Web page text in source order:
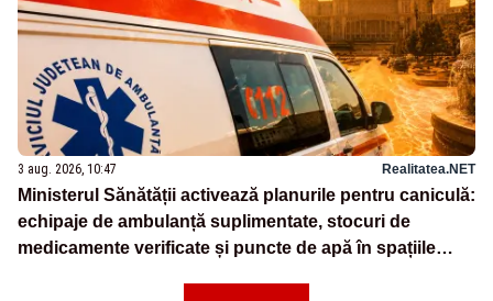
3 aug. 2026, 10:47 Realitatea.NET
Ministerul Sănătății activează planurile pentru caniculă:
echipaje de ambulanță suplimentate, stocuri de
medicamente verificate și puncte de apă în spațiile